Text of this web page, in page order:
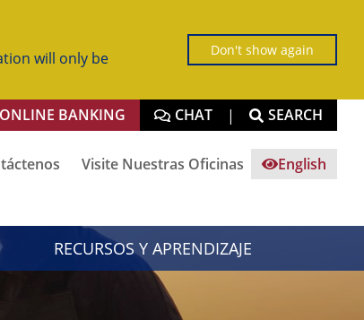
will only be
Don't show again
ONLINE BANKING CHAT | SEARCH
Visite Nuestras Oficinas English
RECURSOS Y APRENDIZAJE